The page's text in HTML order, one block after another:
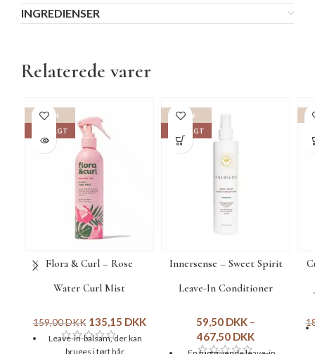
INGREDIENSER
Relaterede varer
-15%
UDSOLGT
Flora & Curl – Rose
Water Curl Mist
159,00DKK 135,15 DKK
Leave-in-balsam, der kan
bruges i tørt hår.
-15%
UDSOLGT
Innersense – Sweet Spirit
Leave-In Conditioner
59,50 DKK –
467,50 DKK
-